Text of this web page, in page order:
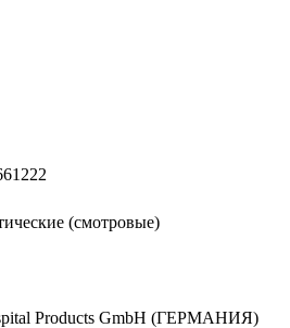
(смотровые)
Products GmbH (ГЕРМАНИЯ)